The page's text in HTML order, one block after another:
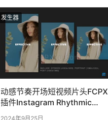
发生器
动感节奏开场短视频片头FCPX
插件Instagram Rhythmic
Opener Reel
2024年9月25日